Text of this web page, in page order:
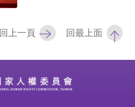
回上一頁 回最上面